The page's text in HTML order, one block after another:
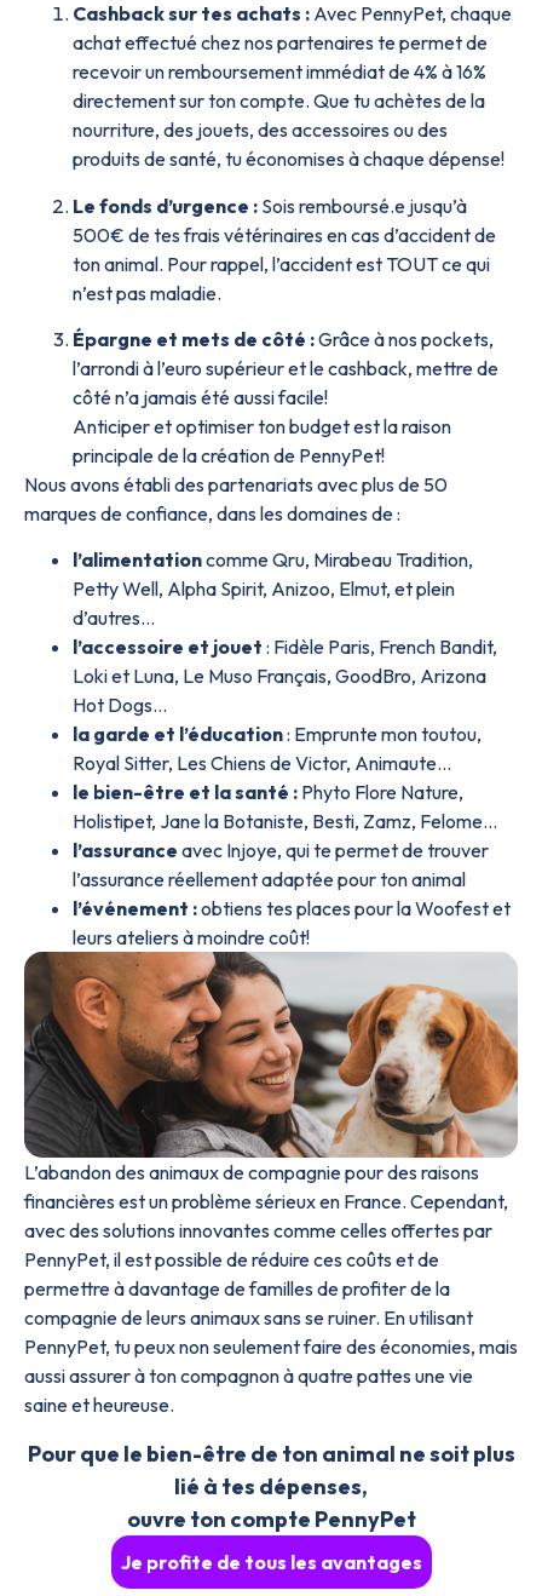
Cashback sur tes achats : Avec PennyPet, chaque
achat effectué chez nos partenaires te permet de
recevoir un remboursement immédiat de 4% à 16%
directement sur ton compte. Que tu achètes de la
nourriture, des jouets, des accessoires ou des
produits de santé, tu économises à chaque dépense!
Le fonds d’urgence : Sois remboursé.e jusqu’à
500€ de tes frais vétérinaires en cas d’accident de
ton animal. Pour rappel, l’accident est TOUT ce qui
n’est pas maladie.
Épargne et mets de côté :Grâce à nos pockets,
l’arrondi à l’euro supérieur et le cashback, mettre de
côté n’a jamais été aussi facile!
Anticiper et optimiser ton budget est la raison
principale de la création de PennyPet!
Nous avons établi des partenariats avec plus de 50
marques de confiance, dans les domaines de :
l’alimentationcomme Qru, Mirabeau Tradition,
Petty Well, Alpha Spirit, Anizoo, Elmut, et plein
d’autres…
l’accessoire et jouet : Fidèle Paris, French Bandit,
Loki et Luna, Le Muso Français, GoodBro, Arizona
Hot Dogs…
la garde et l’éducation: Emprunte mon toutou,
Royal Sitter, Les Chiens de Victor, Animaute…
le bien-être et la santé : Phyto Flore Nature,
Holistipet, Jane la Botaniste, Besti, Zamz, Felome…
l’assurance avec Injoye, qui te permet de trouver
l’assurance réellement adaptée pour ton animal
l’événement :obtiens tes places pour la Woofest et
leurs ateliers à moindre coût!
L’abandon des animaux de compagnie pour des raisons
financières est un problème sérieux en France. Cependant,
avec des solutions innovantes comme celles offertes par
PennyPet, il est possible de réduire ces coûts et de
permettre à davantage de familles de profiter de la
compagnie de leurs animaux sans se ruiner. En utilisant
PennyPet, tu peux non seulement faire des économies, mais
aussi assurer à ton compagnon à quatre pattes une vie
saine et heureuse.
Pour que le bien-être de ton animal ne soit plus
lié à tes dépenses,
ouvre ton compte PennyPet
Je profite de tous les avantages